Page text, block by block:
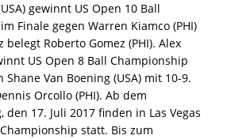
gewinnt US Open 10 Ball
Finale gegen Warren Kiamco (PHI)
belegt Roberto Gomez (PHI). Alex
US Open 8 Ball Championship
Shane Van Boening (USA) mit 10-9.
Orcollo (PHI). Ab dem
den 17. Juli 2017 finden in Las Vegas
statt. Bis zum